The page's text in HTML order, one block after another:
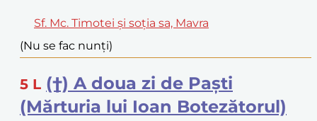
Sf. Mc. Timotei și soția sa, Mavra
(Nu se fac nunți)
5 L (†) A doua zi de Paști
(Mărturia lui Ioan Botezătorul)